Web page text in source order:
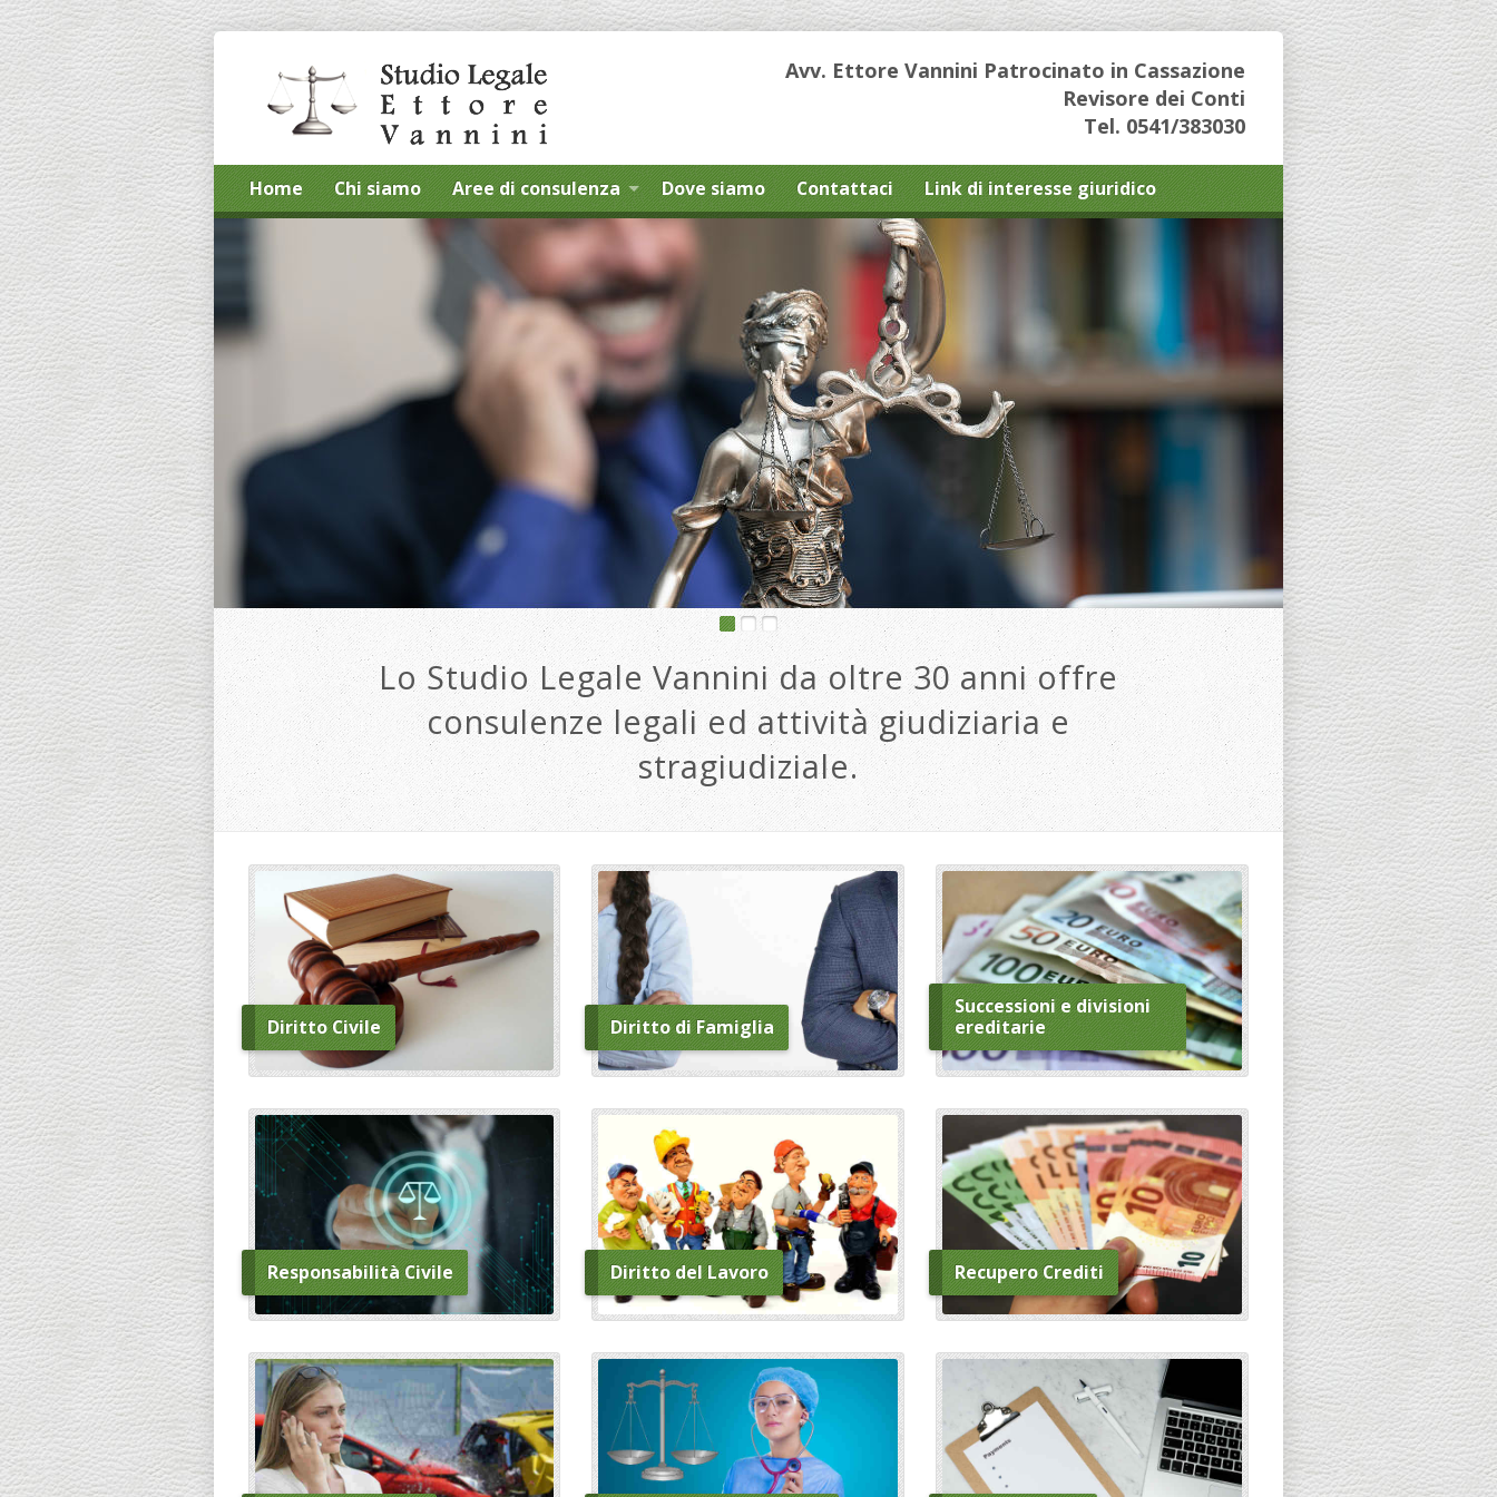
Avv. Ettore Vannini Patrocinato in Cassazione
Revisore dei Conti
Tel. 0541/383030
Home Chi siamo Aree di consulenza Dove siamo Contattaci Link di interesse giuridico
Lo Studio Legale Vannini da oltre 30 anni offre
consulenze legali ed attività giudiziaria e
stragiudiziale.
Diritto Civile Diritto di Famiglia
Successioni e divisioni
ereditarie
Responsabilità Civile Diritto del Lavoro Recupero Crediti